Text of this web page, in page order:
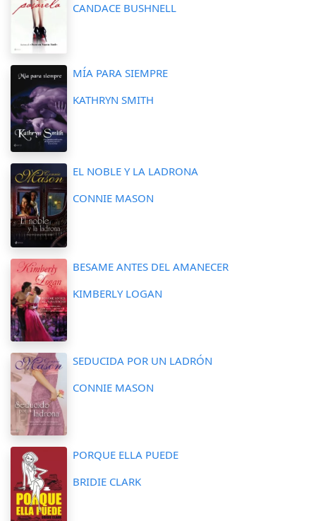
CANDACE BUSHNELL
MÍA PARA SIEMPRE
KATHRYN SMITH
EL NOBLE Y LA LADRONA
CONNIE MASON
BESAME ANTES DEL AMANECER
KIMBERLY LOGAN
SEDUCIDA POR UN LADRÓN
CONNIE MASON
PORQUE ELLA PUEDE
BRIDIE CLARK